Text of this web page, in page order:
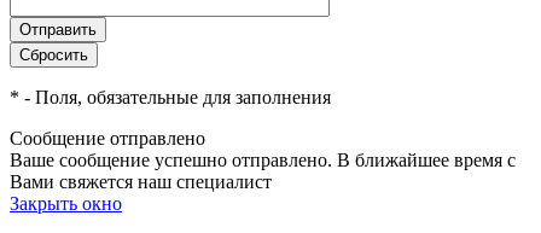
* - Поля, обязательные для заполнения
Сообщение отправлено
Ваше сообщение успешно отправлено. В ближайшее время с
Вами свяжется наш специалист
Закрыть окно